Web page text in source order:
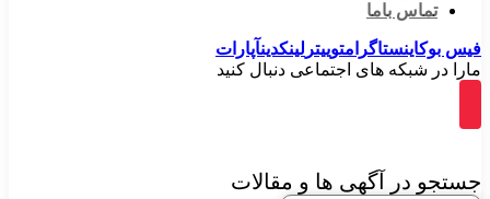
تماس باما
فیس بوکاینستاگرامتوییتر لینکدینآپارات
مارا در شبکه های اجتماعی دنبال کنید
جستجو در آگهی ها و مقالات